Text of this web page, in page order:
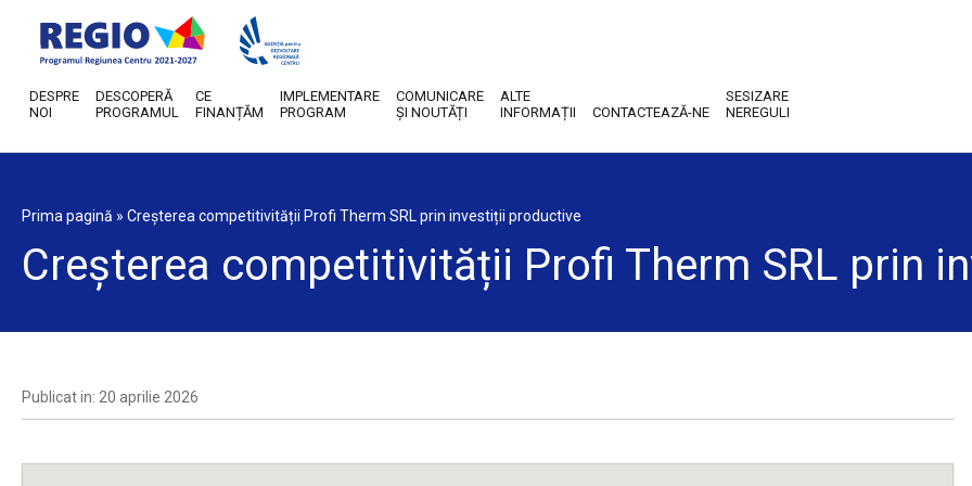
DESPRE
NOI
DESCOPERĂ
PROGRAMUL
CE
FINANȚĂM
IMPLEMENTARE
PROGRAM
COMUNICARE
ȘI NOUTĂȚI
ALTE
INFORMAȚII
CONTACTEAZĂ-NE
SESIZARE
NEREGULI
Prima pagină » Creșterea competitivității Profi Therm SRL prin investiții productive
Creșterea competitivității Profi Therm SRL prin
Publicat in: 20 aprilie 2026